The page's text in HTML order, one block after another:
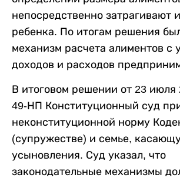
непосредственно затрагивают
ребенка. По итогам решения
механизм расчета алиментов с
доходов и расходов
В итоговом решении от 23
49-НП Конституционный суд
неконституционной норму
(супружестве) и семье,
усыновления. Суд указал, что
законодательные механизмы